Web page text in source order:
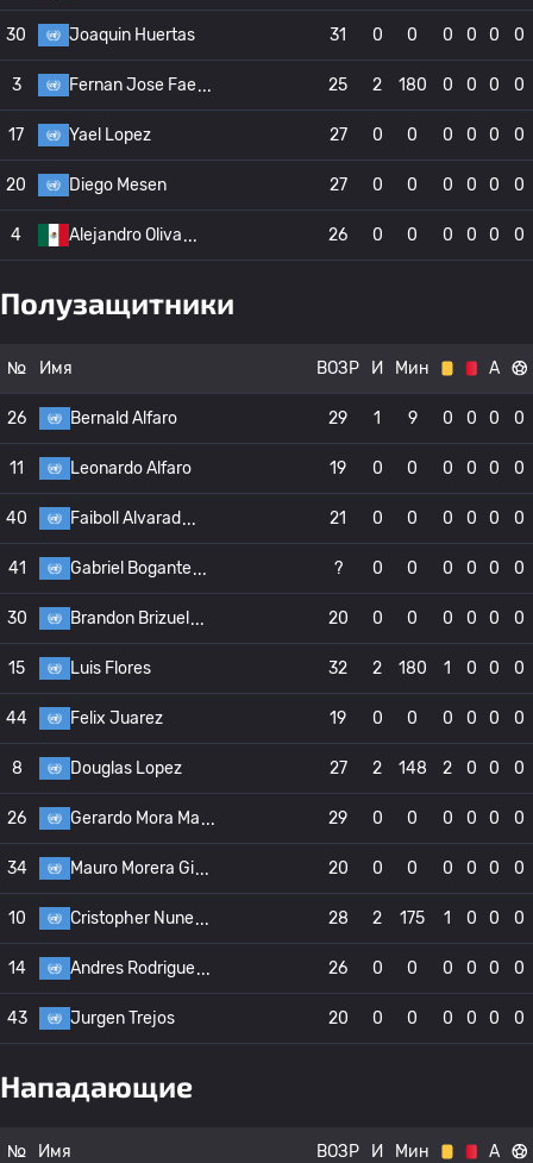
30 Joaquin Huertas 31 0 0 0 0 0 0
3 Fernan Jose Fae 25 2 180 0 0 0 0
17 Yael Lopez 27 0 0 0 0 0 0
20 Diego Mesen 27 0 0 0 0 0 0
4 Alejandro Oliva 26 0 0 0 0 0 0
Полузащитники
№ Имя ВОЗР И Мин А
26 Bernald Alfaro 29 1 9 0 0 0 0
11 Leonardo Alfaro 19 0 0 0 0 0 0
40 Faiboll Alvarad 21 0 0 0 0 0 0
41 Gabriel Bogante ? 0 0 0 0 0 0
30 Brandon Brizuel 20 0 0 0 0 0 0
15 Luis Flores 32 2 180 1 0 0 0
44 Felix Juarez 19 0 0 0 0 0 0
8 Douglas Lopez 27 2 148 2 0 0 0
26 Gerardo Mora Ma 29 0 0 0 0 0 0
34 Mauro Morera Gi 20 0 0 0 0 0 0
10 Cristopher Nune 28 2 175 1 0 0 0
14 Andres Rodrigue 26 0 0 0 0 0 0
43 Jurgen Trejos 20 0 0 0 0 0 0
Нападающие
№ Имя ВОЗР И Мин А